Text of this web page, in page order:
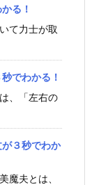
る！
て力士が取
でわかる！
、「左右の
が３秒でわか
魔夫とは、